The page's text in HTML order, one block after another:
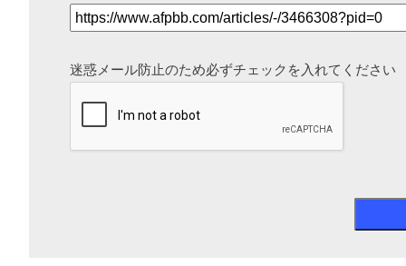
迷惑メール防止のため必ずチェックを入れてください